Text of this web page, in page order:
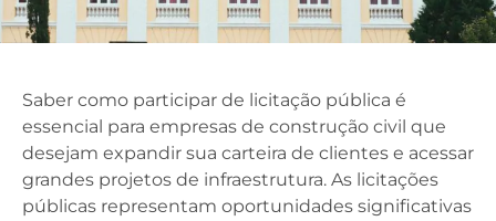
Saber como participar de licitação pública é
essencial para empresas de construção civil que
desejam expandir sua carteira de clientes e acessar
grandes projetos de infraestrutura. As licitações
públicas representam oportunidades significativas